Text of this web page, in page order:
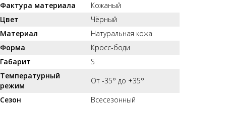
Фактура материала
Кожаный
Цвет
Чёрный
Материал
Натуральная кожа
Форма
Кросс-боди
Габарит
S
Температурный
режим
От -35° до +35°
Сезон
Всесезонный